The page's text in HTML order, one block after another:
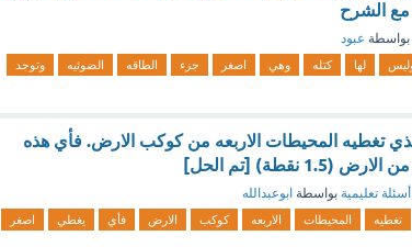
الشرح
بواسطة عبود
لها كتله وهي اصغر جزء الطاقه الضوئيه
وتوجد
تغطيه المحيطات الاربعه من كوكب الارض. فأي هذه
نقطة) [تم الحل]
أسئلة تعليمية بواسطة ابوعبدالله
تغطيه المحيطات الاربعه كوكب الارض فأي يغطي
اصغر